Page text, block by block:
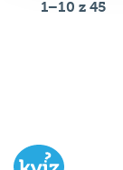
1–10 z 45